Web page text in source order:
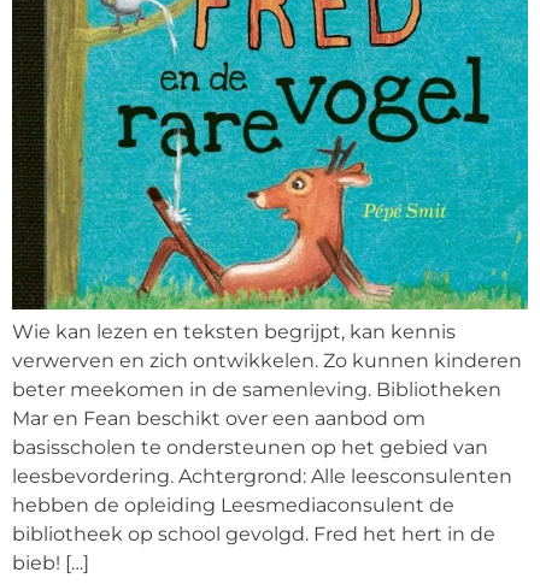
Wie kan lezen en teksten begrijpt, kan kennis
verwerven en zich ontwikkelen. Zo kunnen kinderen
beter meekomen in de samenleving. Bibliotheken
Mar en Fean beschikt over een aanbod om
basisscholen te ondersteunen op het gebied van
leesbevordering. Achtergrond: Alle leesconsulenten
hebben de opleiding Leesmediaconsulent de
bibliotheek op school gevolgd. Fred het hert in de
bieb! […]